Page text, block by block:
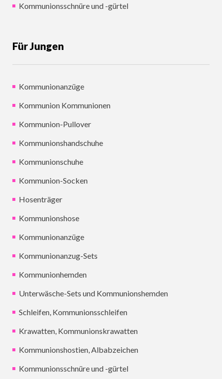
Kommunionsschnüre und -gürtel
Für Jungen
Kommunionanzüge
Kommunion Kommunionen
Kommunion-Pullover
Kommunionshandschuhe
Kommunionschuhe
Kommunion-Socken
Hosenträger
Kommunionshose
Kommunionanzüge
Kommunionanzug-Sets
Kommunionhemden
Unterwäsche-Sets und Kommunionshemden
Schleifen, Kommunionsschleifen
Krawatten, Kommunionskrawatten
Kommunionshostien, Albabzeichen
Kommunionsschnüre und -gürtel